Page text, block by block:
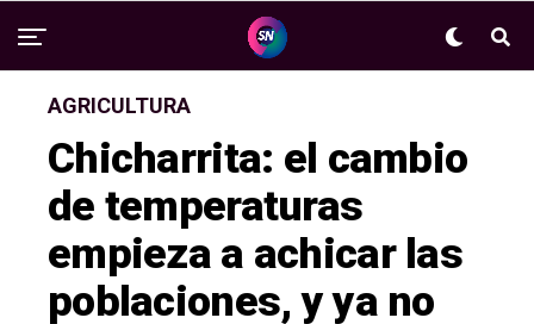
AGRICULTURA
Chicharrita: el cambio
de temperaturas
empieza a achicar las
poblaciones, y ya no